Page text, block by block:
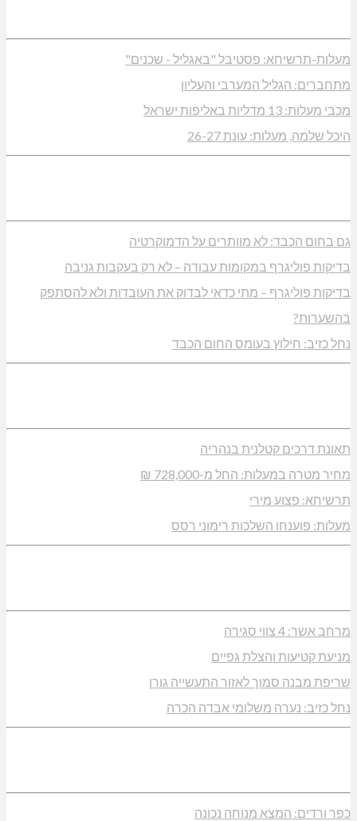
מעלות-תרשיחא: פסטיבל "באגליל - שכנים"
מתחברים: הגליל המערבי והעליון
מכבי מעלות: 13 מדליות באליפות ישראל
היכל שלמה, מעלות: עונת 26-27
גם בחום הכבד: לא מוותרים על הדמוקרטיה
בדיקות פוליגרף במקומות עבודה – לא רק בעקבות גניבה
בדיקות פוליגרף – מתי כדאי לבדוק את העובדות ולא להסתפק
בהשערות?
נחל כזיב: חילוץ בעומס החום הכבד
תאונת דרכים קטלנית בנהריה
מחיר מטרה במעלות: החל מ-728,000 ₪
תרשיחא: פצוע מירי
מעלות: פוענחו השלכות רימוני רסס
מרחב אשר: 4 צווי סגירה
מניעת קטיעות והצלת גפיים
שריפת מבנה סמוך לאזור התעשייה גורן
נחל כזיב: נערה משלומי אבדה הכרה
כפר ורדים: המצא מנוחה נכונה